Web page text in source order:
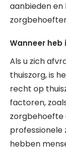
aanbieden en
Wanneer heb
Als u zich
thuiszorg, is
recht op
factoren,
zorgbehoefte
professionele
hebben